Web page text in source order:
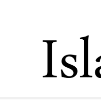
POLITIK
GESELLSCHAFT